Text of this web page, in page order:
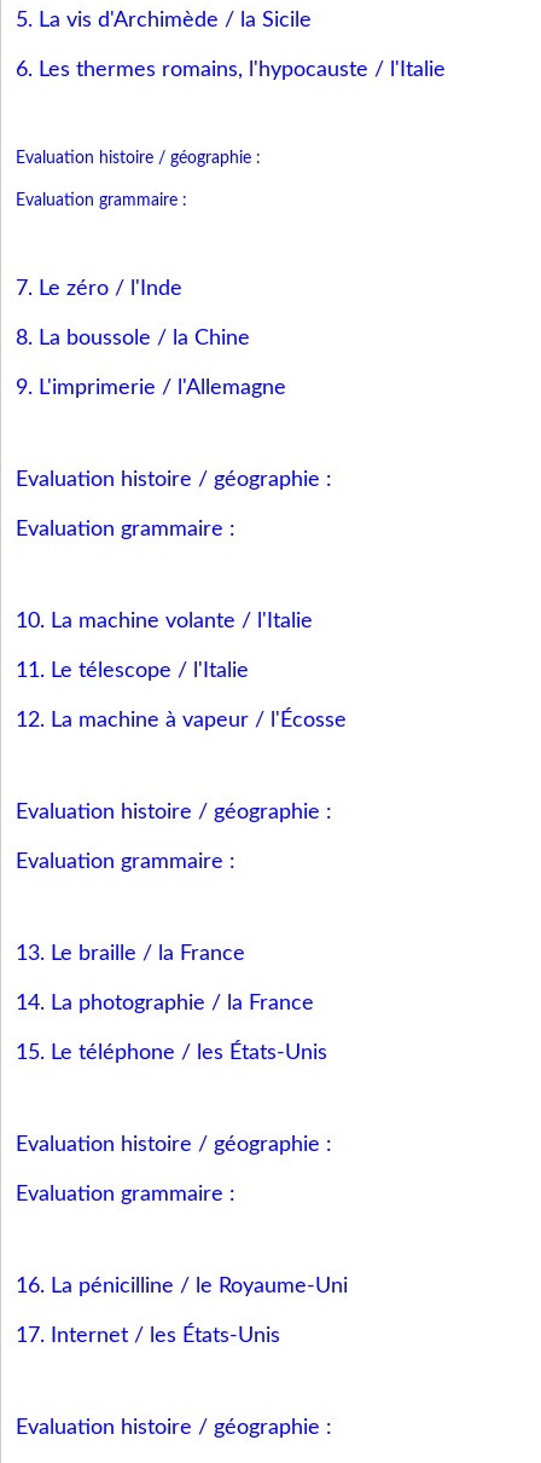
5. La vis d'Archimède / la Sicile
6. Les thermes romains, l'hypocauste / l'Italie
Evaluation histoire / géographie :
Evaluation grammaire :
7. Le zéro / l'Inde
8. La boussole / la Chine
9. L'imprimerie / l'Allemagne
Evaluation histoire / géographie :
Evaluation grammaire :
10. La machine volante / l'Italie
11. Le télescope / l'Italie
12. La machine à vapeur / l'Écosse
Evaluation histoire / géographie :
Evaluation grammaire :
13. Le braille / la France
14. La photographie / la France
15. Le téléphone / les États-Unis
Evaluation histoire / géographie :
Evaluation grammaire :
16. La pénicilline / le Royaume-Uni
17. Internet / les États-Unis
Evaluation histoire / géographie :